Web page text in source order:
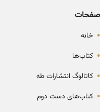
صفحات
• خانه
• کتاب‌ها
• کاتالوگ انتشارات طه
• کتاب‌های دست دوم